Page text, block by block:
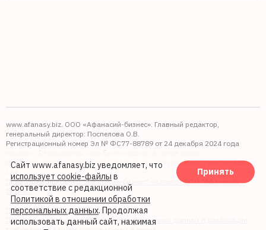
www.afanasy.biz. ООО «Афанасий-бизнес». Главный редактор,
генеральный директор: Поспелова О.В.
Регистрационный номер Эл № ФС77-88789 от 24 декабря 2024 года
Выдано: Федеральная служба по надзору в сфере связи,
информационных технологий и массовых коммуникаций (Роскомнадзор).
Правопреемником АО "Афанасий-бизнес" является ООО "Афанасий-
бизнес"
Политика обработки файлов cookie
Политика в отношении обработки персональных данных и реализации
Сайт www.afanasy.biz уведомляет, что
использует cookie-файлы в
соответствие с редакционной
Политикой в отношении обработки
персональных данных. Продолжая
использовать данный сайт, нажимая
Принять